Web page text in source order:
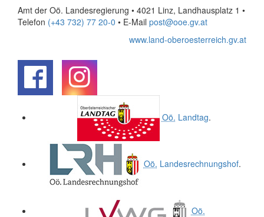
Amt der Oö. Landesregierung • 4021 Linz, Landhausplatz 1 •
Telefon (+43 732) 77 20-0 • E-Mail post@ooe.gv.at
www.land-oberoesterreich.gv.at
Oö. Landtag.
Oö. Landesrechnungshof.
Oö.